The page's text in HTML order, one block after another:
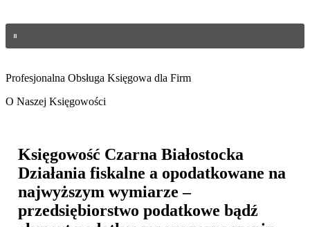
Profesjonalna Obsługa Księgowa dla Firm
O Naszej Księgowości
Księgowość Czarna Białostocka
Działania fiskalne a opodatkowane na
najwyższym wymiarze –
przedsiębiorstwo podatkowe bądź